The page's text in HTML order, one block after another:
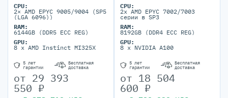
CPU:
2× AMD EPYC 9005/9004 (SP5
(LGA 6096))
RAM:
6144GB (DDR5 ECC REG)
GPU:
8 x AMD Instinct MI325X
5 лет
гарантии
Бесплатная
доставка
от 29 393
550 ₽
CPU:
2x AMD EPYC 7002/7003
серии в SP3
RAM:
8192GB (DDR4 ECC REG)
GPU:
8 x NVIDIA A100
5 лет
гарантии
Бесплатная
доставка
от 18 504
600 ₽